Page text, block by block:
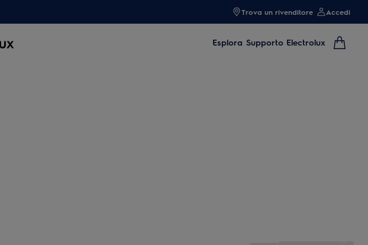
Trova un rivenditore Accedi
Esplora Supporto Electrolux